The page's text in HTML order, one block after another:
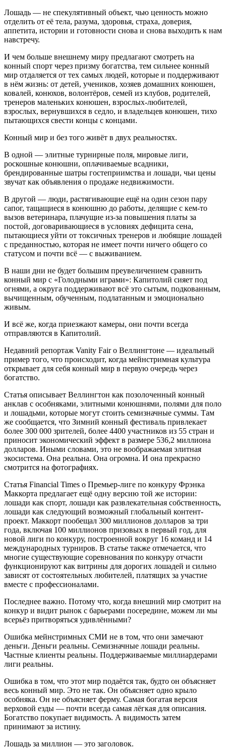
Лошадь — не спекулятивный объект, чью ценность можно
отделить от её тела, разума, здоровья, страха, доверия,
аппетита, истории и готовности снова и снова выходить к нам
навстречу.
И чем больше внешнему миру предлагают смотреть на
конный спорт через призму богатства, тем сильнее конный
мир отдаляется от тех самых людей, которые и поддерживают
в нём жизнь: от детей, учеников, хозяев домашних конюшен,
ковалей, конюхов, волонтёров, семей из клубов, родителей,
тренеров маленьких конюшен, взрослых-любителей,
взрослых, вернувшихся в седло, и владельцев конюшен, тихо
пытающихся свести концы с концами.
Конный мир и без того живёт в двух реальностях.
В одной — элитные турнирные поля, мировые лиги,
роскошные конюшни, оплачиваемые всадники,
брендированные шатры гостеприимства и лошади, чьи цены
звучат как объявления о продаже недвижимости.
В другой — люди, растягивающие ещё на один сезон пару
сапог, тащащиеся в конюшню до работы, делящие с кем-то
вызов ветеринара, плачущие из-за повышения платы за
постой, договаривающиеся в условиях дефицита сена,
пытающиеся уйти от токсичных тренеров и любящие лошадей
с преданностью, которая не имеет почти ничего общего со
статусом и почти всё — с выживанием.
В наши дни не будет большим преувеличением сравнить
конный мир с «Голодными играми»: Капитолий сияет под
огнями, а округа поддерживают всё это сытым, подкованным,
вычищенным, обученным, подлатанным и эмоционально
живым.
И всё же, когда приезжают камеры, они почти всегда
отправляются в Капитолий.
Недавний репортаж Vanity Fair о Веллингтоне — идеальный
пример того, что происходит, когда мейнстримная культура
открывает для себя конный мир в первую очередь через
богатство.
Статья описывает Веллингтон как позолоченный конный
анклав с особняками, элитными конюшнями, полями для поло
и лошадьми, которые могут стоить семизначные суммы. Там
же сообщается, что Зимний конный фестиваль привлекает
более 300 000 зрителей, более 4400 участников из 55 стран и
приносит экономический эффект в размере 536,2 миллиона
долларов. Иными словами, это не воображаемая элитная
экосистема. Она реальна. Она огромна. И она прекрасно
смотрится на фотографиях.
Статья Financial Times о Премьер-лиге по конкуру Фрэнка
Маккорта предлагает ещё одну версию той же истории:
лошади как спорт, лошади как развлекательная собственность,
лошади как следующий возможный глобальный контент-
проект. Маккорт пообещал 300 миллионов долларов за три
года, включая 100 миллионов призовых в первый год, для
новой лиги по конкуру, построенной вокруг 16 команд и 14
международных турниров. В статье также отмечается, что
многие существующие соревнования по конкуру отчасти
функционируют как витрины для дорогих лошадей и сильно
зависят от состоятельных любителей, платящих за участие
вместе с профессионалами.
Последнее важно. Потому что, когда внешний мир смотрит на
конкур и видит рынок с барьерами посередине, можем ли мы
всерьёз притворяться удивлёнными?
Ошибка мейнстримных СМИ не в том, что они замечают
деньги. Деньги реальны. Семизначные лошади реальны.
Частные клиенты реальны. Поддерживаемые миллиардерами
лиги реальны.
Ошибка в том, что этот мир подаётся так, будто он объясняет
весь конный мир. Это не так. Он объясняет одно крыло
особняка. Он не объясняет ферму. Самая богатая версия
верховой езды — почти всегда самая лёгкая для описания.
Богатство покупает видимость. А видимость затем
принимают за истину.
Лошадь за миллион — это заголовок.